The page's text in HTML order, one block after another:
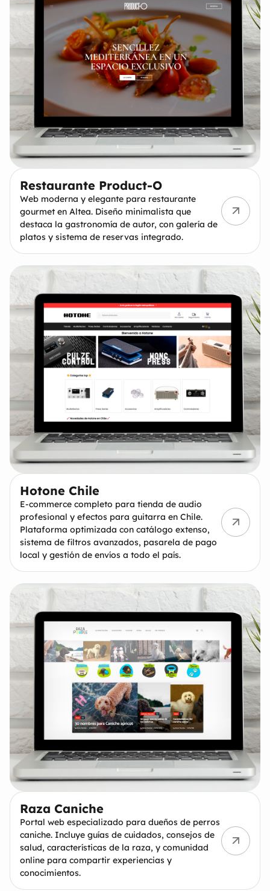
Restaurante Product-O
Web moderna y elegante para restaurante
gourmet en Altea. Diseño minimalista que
destaca la gastronomía de autor, con galería de
platos y sistema de reservas integrado.
Hotone Chile
E-commerce completo para tienda de audio
profesional y efectos para guitarra en Chile.
Plataforma optimizada con catálogo extenso,
sistema de filtros avanzados, pasarela de pago
local y gestión de envíos a todo el país.
Raza Caniche
Portal web especializado para dueños de perros
caniche. Incluye guías de cuidados, consejos de
salud, características de la raza, y comunidad
online para compartir experiencias y
conocimientos.